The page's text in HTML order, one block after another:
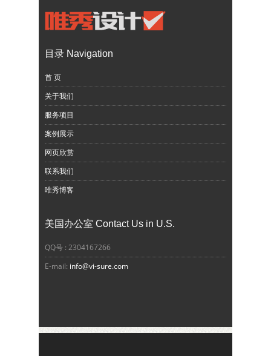
目录 Navigation
首 页
关于我们
服务项目
案例展示
网页欣赏
联系我们
唯秀博客
美国办公室 Contact Us in U.S.
QQ号 : 2304167266
E-mail: info@vi-sure.com